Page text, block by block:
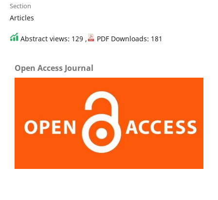
Section
Articles
Abstract views: 129 , PDF Downloads: 181
Open Access Journal